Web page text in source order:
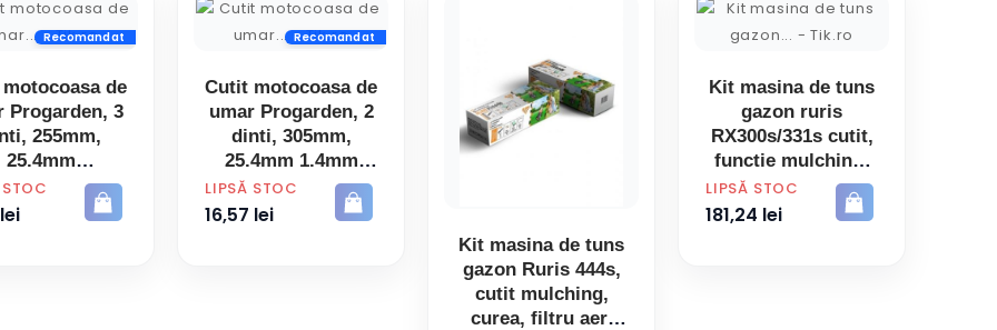
Recomandat
de
Progarden, 3
255mm,
25.4mm
Recomandat
Cutit motocoasa de
umar Progarden, 2
dinti, 305mm,
25.4mm 1.4mm
PRET
LIPSĂ STOC
16,57 lei
Kit masina de tuns
gazon Ruris 444s,
cutit mulching,
curea, filtru aer,
Kit masina de tuns
gazon ruris
RX300s/331s cutit,
functie mulching,
curea, filtru aer,
bujie, kit surub
PRET
LIPSĂ STOC
181,24 lei